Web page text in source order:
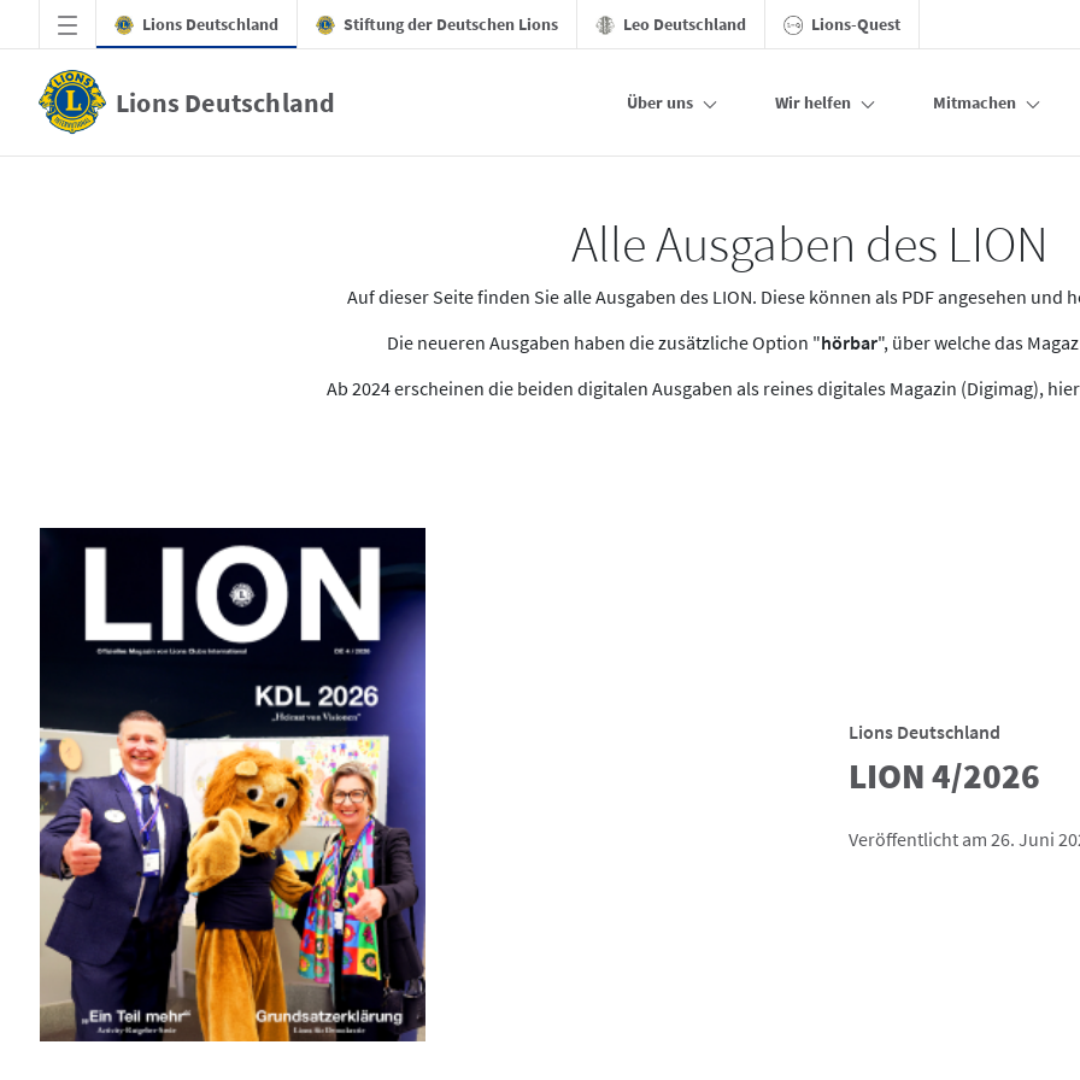
Zum Hauptinhalt springen
Lions Deutschland Stiftung der Deutschen Lions Leo Deutschland Lions-Quest
Lions Deutschland Über uns Wir helfen Mitmachen
Alle Ausgaben des LION
Auf dieser Seite finden Sie alle Ausgaben des LION. Diese können als PDF angesehen und
Die neueren Ausgaben haben die zusätzliche Option "hörbar", über welche das
Ab 2024 erscheinen die beiden digitalen Ausgaben als reines digitales Magazin (Digimag),
Lions Deutschland
LION 4/2026
Veröffentlicht am 26. Juni